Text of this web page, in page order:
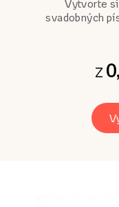
Vytvorte
svadobných
z